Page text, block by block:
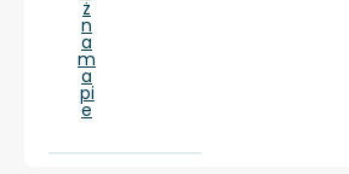
ż
n
a
m
a
pi
e